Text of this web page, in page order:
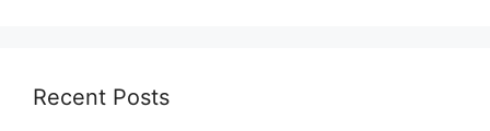
Recent Posts